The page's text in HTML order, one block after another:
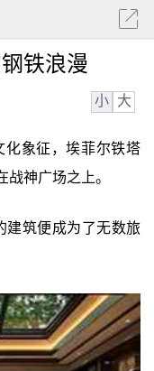
铁浪漫
小 大
化象征，埃菲尔铁塔
神广场之上。
建筑便成为了无数旅